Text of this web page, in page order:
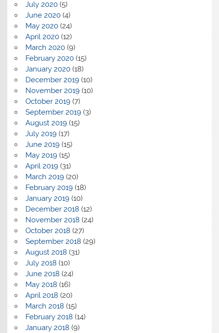
July 2020(5)
June 2020(4)
May 2020(24)
April 2020(12)
March 2020(9)
February 2020(15)
January 2020(18)
December 2019(10)
November 2019(10)
October 2019(7)
September 2019(3)
August 2019(15)
July 2019(17)
June 2019(15)
May 2019(15)
April 2019(31)
March 2019(20)
February 2019(18)
January 2019(10)
December 2018 (12)
November 2018 (24)
October 2018 (27)
September 2018 (29)
August 2018 (31)
July 2018 (10)
June 2018 (24)
May 2018 (16)
April 2018 (20)
March 2018 (15)
February 2018 (14)
January 2018 (9)